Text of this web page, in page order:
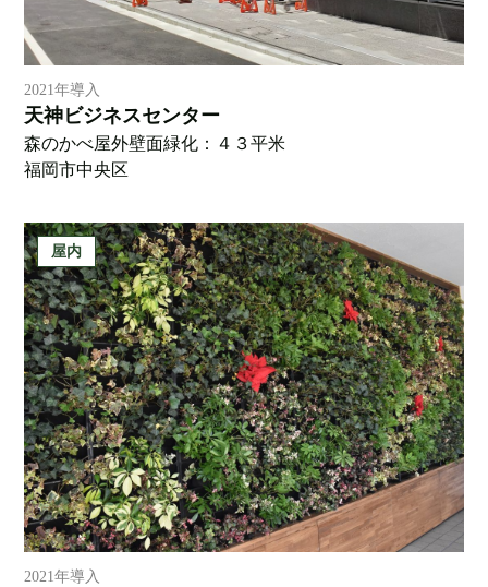
2021年導入
天神ビジネスセンター
森のかべ屋外壁面緑化：４３平米
福岡市中央区
屋内
2021年導入